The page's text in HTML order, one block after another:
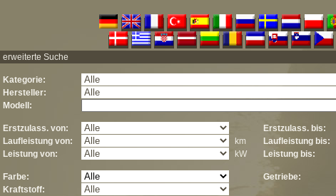
erweiterte Suche
Kategorie:
Hersteller:
Modell:
Erstzulass. von:
Erstzulass. bis:
Laufleistung von:
km Laufleistung bis:
Leistung von:
kW Leistung bis:
Farbe:
Getriebe:
Kraftstoff: